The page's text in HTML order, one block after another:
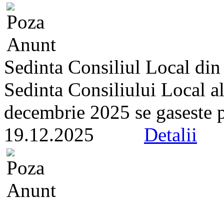
Sedinta Consiliul Local
Sedinta Consiliului Local
decembrie 2025 se
19.12.2025 Detalii